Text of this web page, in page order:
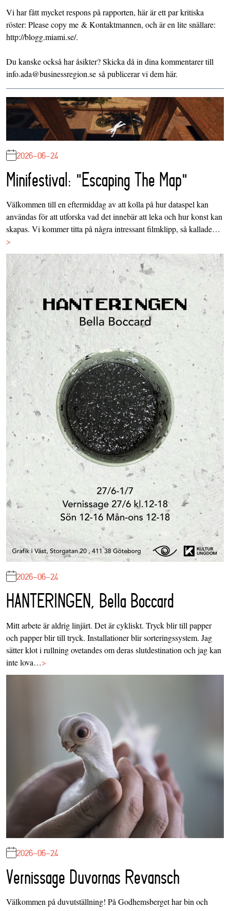
Vi har fått mycket respons på rapporten, här är ett par kritiska
röster: Please copy me &Kontaktmannen, och är en lite snällare:
http://blogg.miami.se/.
Du kanske också har åsikter? Skicka då in dina kommentarer till
info.ada@businessregion.se så publicerar vi dem här.
2026-06-24
Minifestival: "Escaping The Map"
Välkommen till en eftermiddag av att kolla på hur dataspel kan
användas för att utforska vad det innebär att leka och hur konst kan
skapas. Vi kommer titta på några intressant filmklipp, så kallade…
>
2026-06-24
HANTERINGEN, Bella Boccard
Mitt arbete är aldrig linjärt. Det är cykliskt. Tryck blir till papper
och papper blir till tryck. Installationer blir sorteringssystem. Jag
sätter klot i rullning ovetandes om deras slutdestination och jag kan
inte lova…>
2026-06-24
Vernissage Duvornas Revansch
Välkommen på duvutställning! På Godhemsberget har bin och